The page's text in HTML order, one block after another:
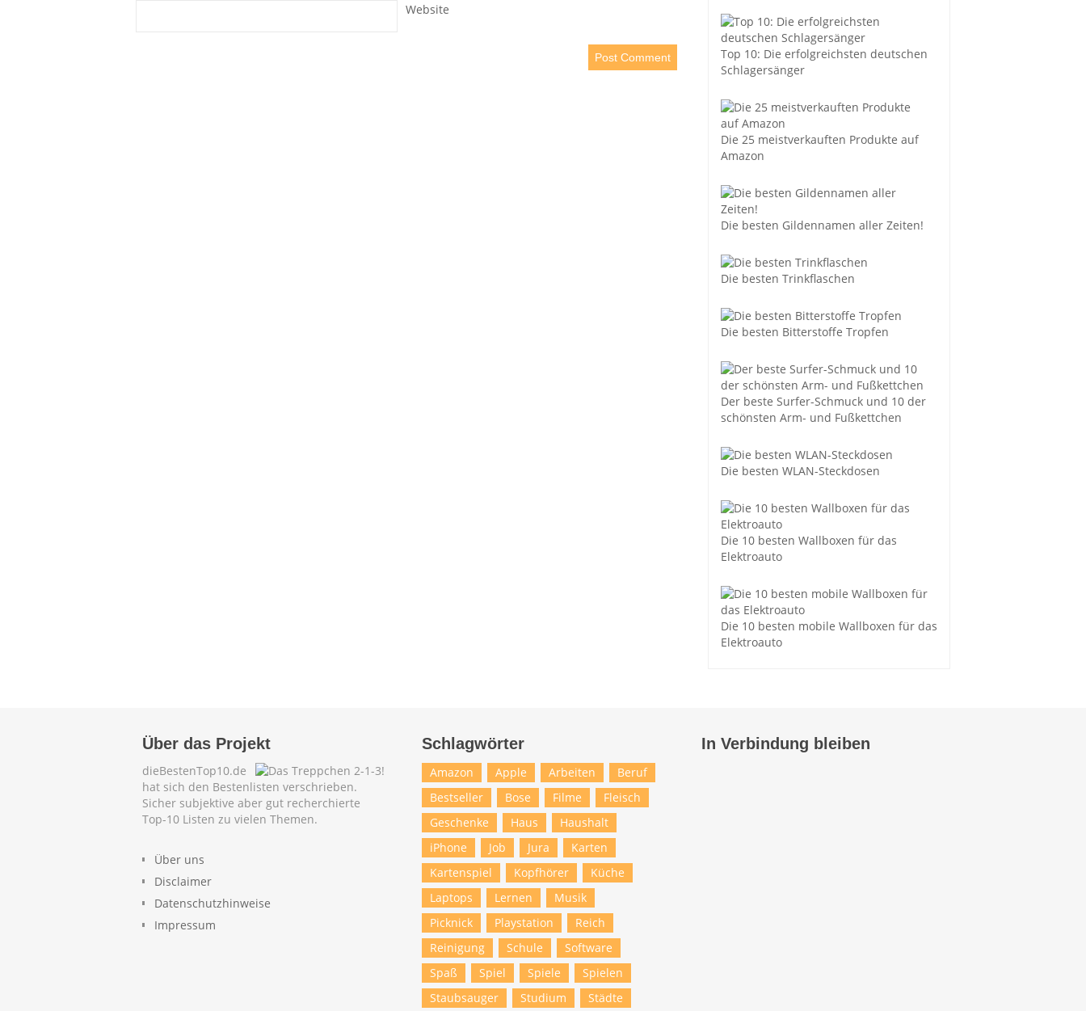
Website
Top 10: Die erfolgreichsten deutschen
Schlagersänger
Die 25 meistverkauften Produkte auf
Amazon
Die besten Gildennamen aller Zeiten!
Die besten Trinkflaschen
Die besten Bitterstoffe Tropfen
Der beste Surfer-Schmuck und 10 der
schönsten Arm- und Fußkettchen
Die besten WLAN-Steckdosen
Die 10 besten Wallboxen für das
Elektroauto
Die 10 besten mobile Wallboxen für das
Elektroauto
Über das Projekt
dieBestenTop10.de
hat sich den Bestenlisten verschrieben.
Sicher subjektive aber gut recherchierte
Top-10 Listen zu vielen Themen.
Über uns
Disclaimer
Datenschutzhinweise
Impressum
Schlagwörter
Amazon Apple Arbeiten
Beruf
Bestseller
Bose Filme
Fleisch
Geschenke
Haus
Haushalt
iPhone
Job Jura
Karten
Kartenspiel
Kopfhörer
Küche
Laptops
Lernen
Musik
Picknick
Playstation
Reich
Reinigung
Schule
Software
Spaß
Spiel Spiele
Spielen
Staubsauger
Studium Städte
In Verbindung bleiben